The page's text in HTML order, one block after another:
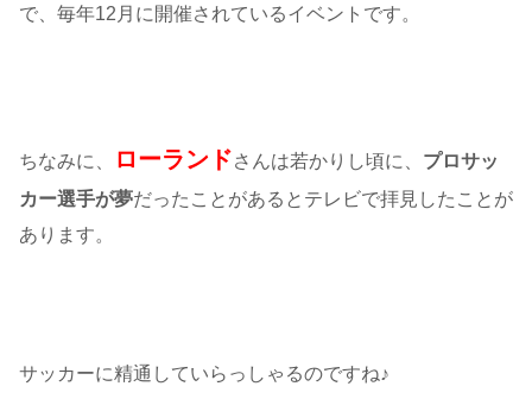
で、毎年12月に開催されているイベントです。
ちなみに、 ローランドさんは若かりし頃に、 プロサッ
カー選手が夢だったことがあるとテレビで拝見したことが
あります。
サッカーに精通していらっしゃるのですね♪